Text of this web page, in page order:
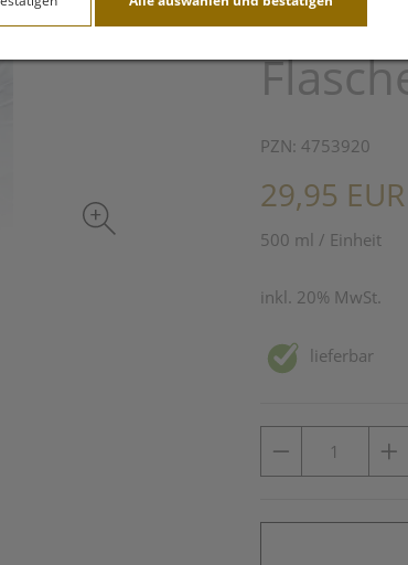
PZN: 4753920
29,95 EUR
500 ml / Einheit
inkl. 20% MwSt.
lieferbar